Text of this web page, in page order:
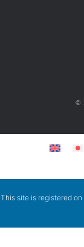
©
This site is registered on